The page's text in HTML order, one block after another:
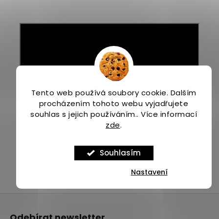
Tento web používá soubory cookie. Dalším
procházením tohoto webu vyjadřujete
souhlas s jejich používáním.. Více informací
zde.
Souhlasím
Nastavení